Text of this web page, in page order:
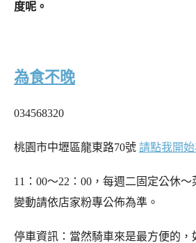
度呢。
為食不晚
034568320
桃園市中壢區龍東路70號 請點我開
11：00～22：00，每週二固定公休
變動請依店家粉專公佈為準。
停車資訊：當然騎車來是最方便的，